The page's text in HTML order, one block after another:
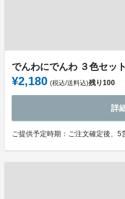
でんわにでんわ ３色セット
¥2,180 (税込/送料込)残り100
詳
ご提供予定時期：ご注文確定後、5